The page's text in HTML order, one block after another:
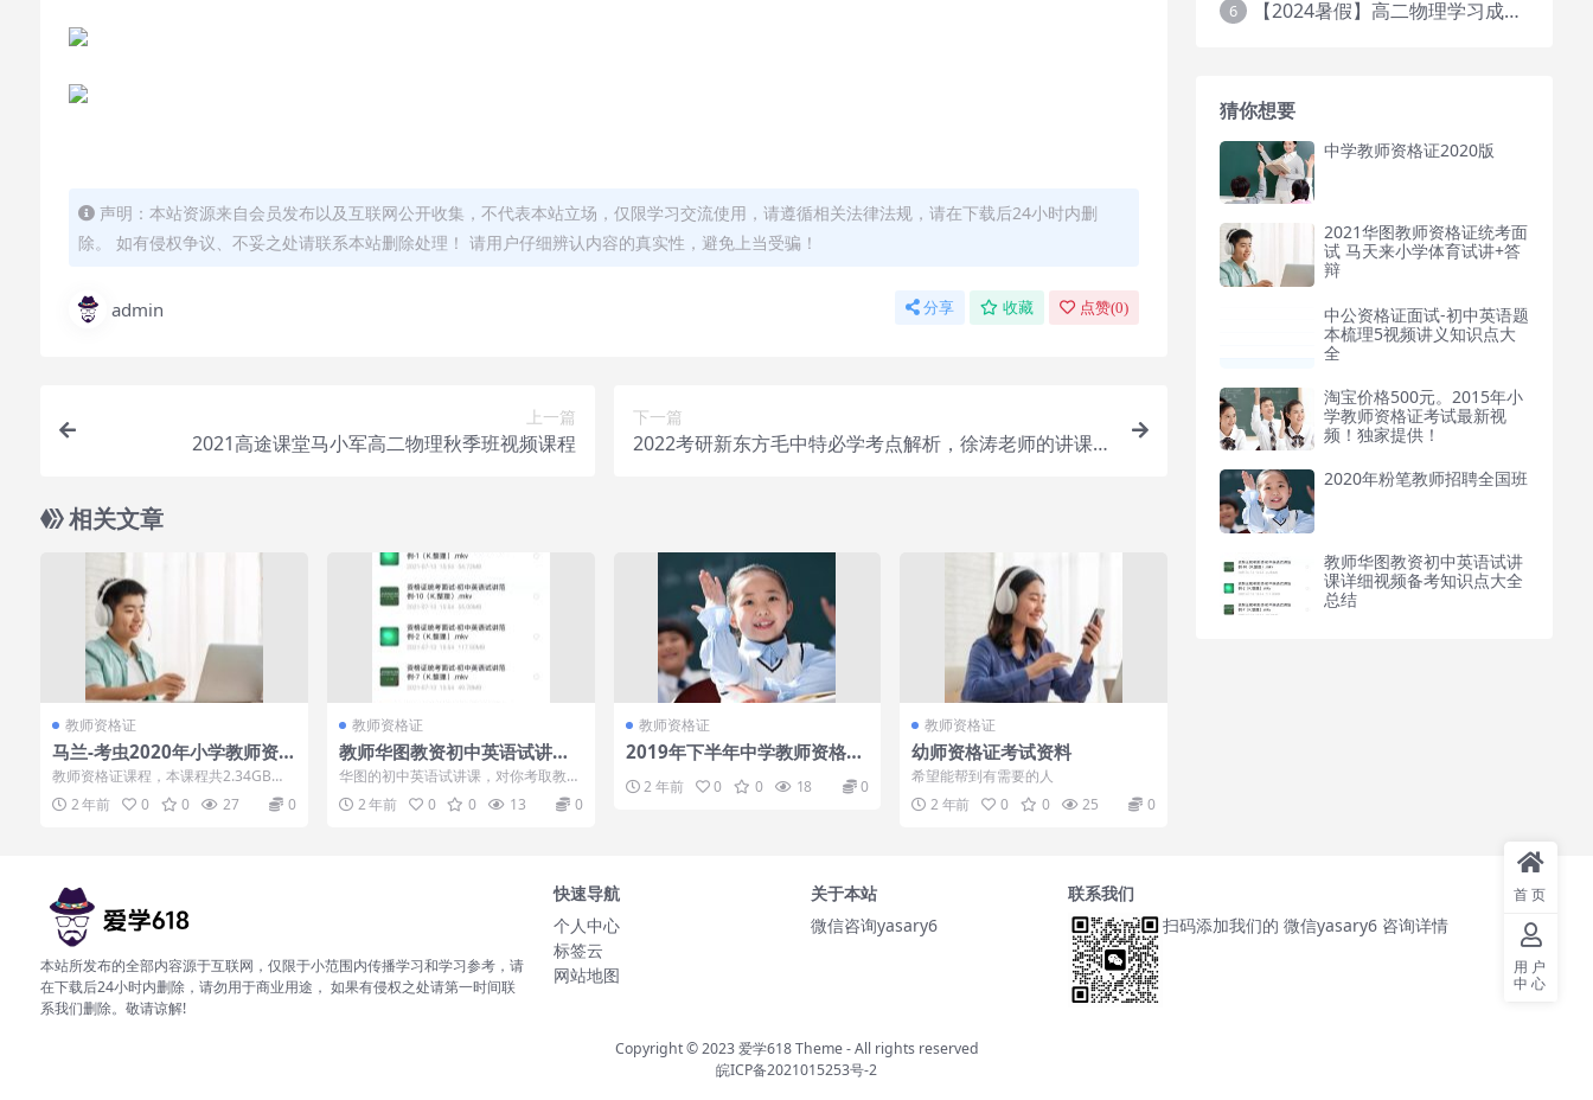
声明：本站资源来自会员发布以及互联网公开收集，不代表本站立场，仅限学习交流使用，请遵循相关法律法规，请在下载后24小时内删
除。 如有侵权争议、不妥之处请联系本站删除处理！ 请用户仔细辨认内容的真实性，避免上当受骗！
admin 分享 收藏 点赞(0)
上一篇
2021高途课堂马小军高二物理秋季班视频课程
下一篇
2022考研新东方毛中特必学考点解析，徐涛老师的讲课视
相关文章
教师资格证
马兰-考虫2020年小学教师资
格证理论课程
教师资格证课程，本课程共2.34GB，V
IP会员可通过百度网盘转存下载或者在
线播...2 年前 0 0 27 0
教师资格证
教师华图教资初中英语试讲课
详细视频备考知识点大全总结
华图的初中英语试讲课，对你考取教师
资格证一定有帮助，里面的视频都非常
的有针对性，...
2 年前 0 0 13 0
教师资格证
2019年下半年中学教师资格证
（中公）
2 年前 0 0 18 0
教师资格证
幼师资格证考试资料
希望能帮到有需要的人
2 年前
0 0 25 0
6 【2024暑假】高二物理学习成长与规划系统1期
猜你想要
中学教师资格证2020版
2021华图教师资格证统考面
试 马天来小学体育试讲+答
辩
中公资格证面试-初中英语题
本梳理5视频讲义知识点大
全
淘宝价格500元。2015年小
学教师资格证考试最新视
频！独家提供！
2020年粉笔教师招聘全国班
教师华图教资初中英语试讲
课详细视频备考知识点大全
总结
本站所发布的全部内容源于互联网，仅限于小范围内传播学习和学习参考，请
在下载后24小时内删除，请勿用于商业用途， 如果有侵权之处请第一时间联
系我们删除。敬请谅解!
快速导航
个人中心
标签云
网站地图
关于本站
微信咨询yasary6
联系我们
扫码添加我们的 微信yasary6 咨询详情
Copyright © 2023爱学618 Theme- All rights reserved
皖ICP备2021015253号-2
首页
用户
中心